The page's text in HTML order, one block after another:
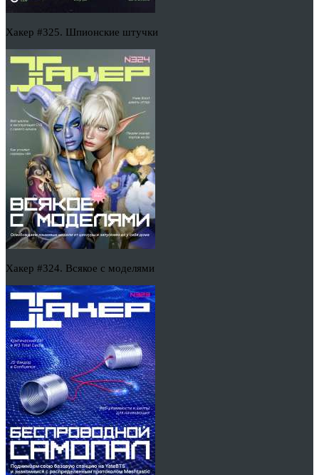
Хакер #325. Шпионские штучки
Хакер #324. Всякое с моделями